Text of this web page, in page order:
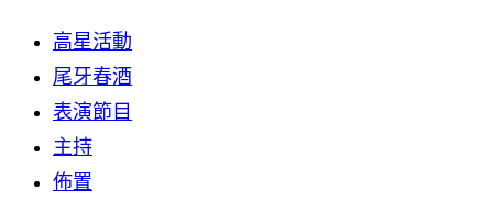
高星活動
尾牙春酒
表演節目
主持
佈置